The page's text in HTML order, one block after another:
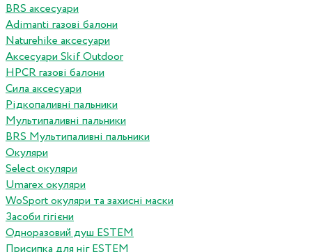
BRS аксесуари
Adimanti газові балони
Naturehike аксесуари
Аксесуари Skif Outdoor
HPCR газові балони
Сила аксесуари
Рідкопаливні пальники
Мультипаливні пальники
BRS Мультипаливні пальники
Окуляри
Select окуляри
Umarex окуляри
WoSport окуляри та захисні маски
Засоби гігієни
Одноразовий душ ESTEM